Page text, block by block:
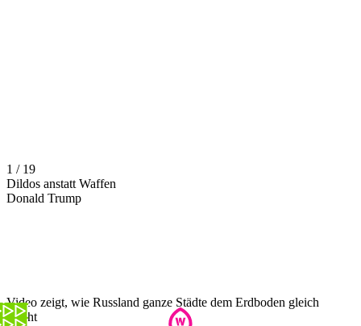
1 / 19
Dildos anstatt Waffen
Donald Trump
Video zeigt, wie Russland ganze Städte dem Erdboden gleich
macht